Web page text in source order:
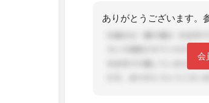
ありがとうございます。
会